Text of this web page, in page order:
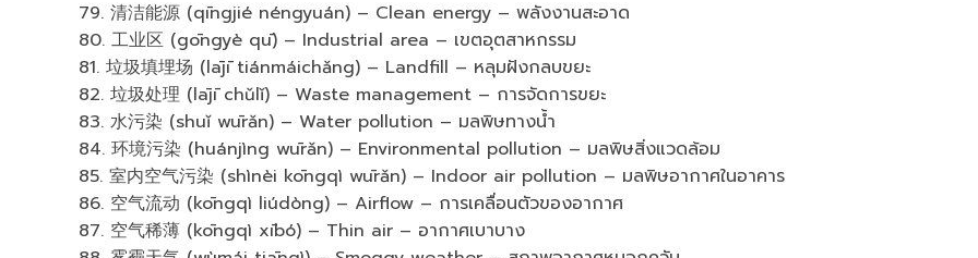
79. 清洁能源 (qīngjié néngyuán) – Clean energy – พลังงานสะอาด
80. 工业区 (gōngyè qū) – Industrial area – เขตอุตสาหกรรม
81. 垃圾填埋场 (lājī tiánmáichǎng) – Landfill – หลุมฝังกลบขยะ
82. 垃圾处理 (lājī chǔlǐ) – Waste management – การจัดการขยะ
83. 水污染 (shuǐ wūrǎn) – Water pollution – มลพิษทางน้ำ
84. 环境污染 (huánjìng wūrǎn) – Environmental pollution – มลพิษสิ่งแวดล้อม
85. 室内空气污染 (shìnèi kōngqì wūrǎn) – Indoor air pollution – มลพิษอากาศในอาคาร
86. 空气流动 (kōngqì liúdòng) – Airflow – การเคลื่อนตัวของอากาศ
87. 空气稀薄 (kōngqì xībó) – Thin air – อากาศเบาบาง